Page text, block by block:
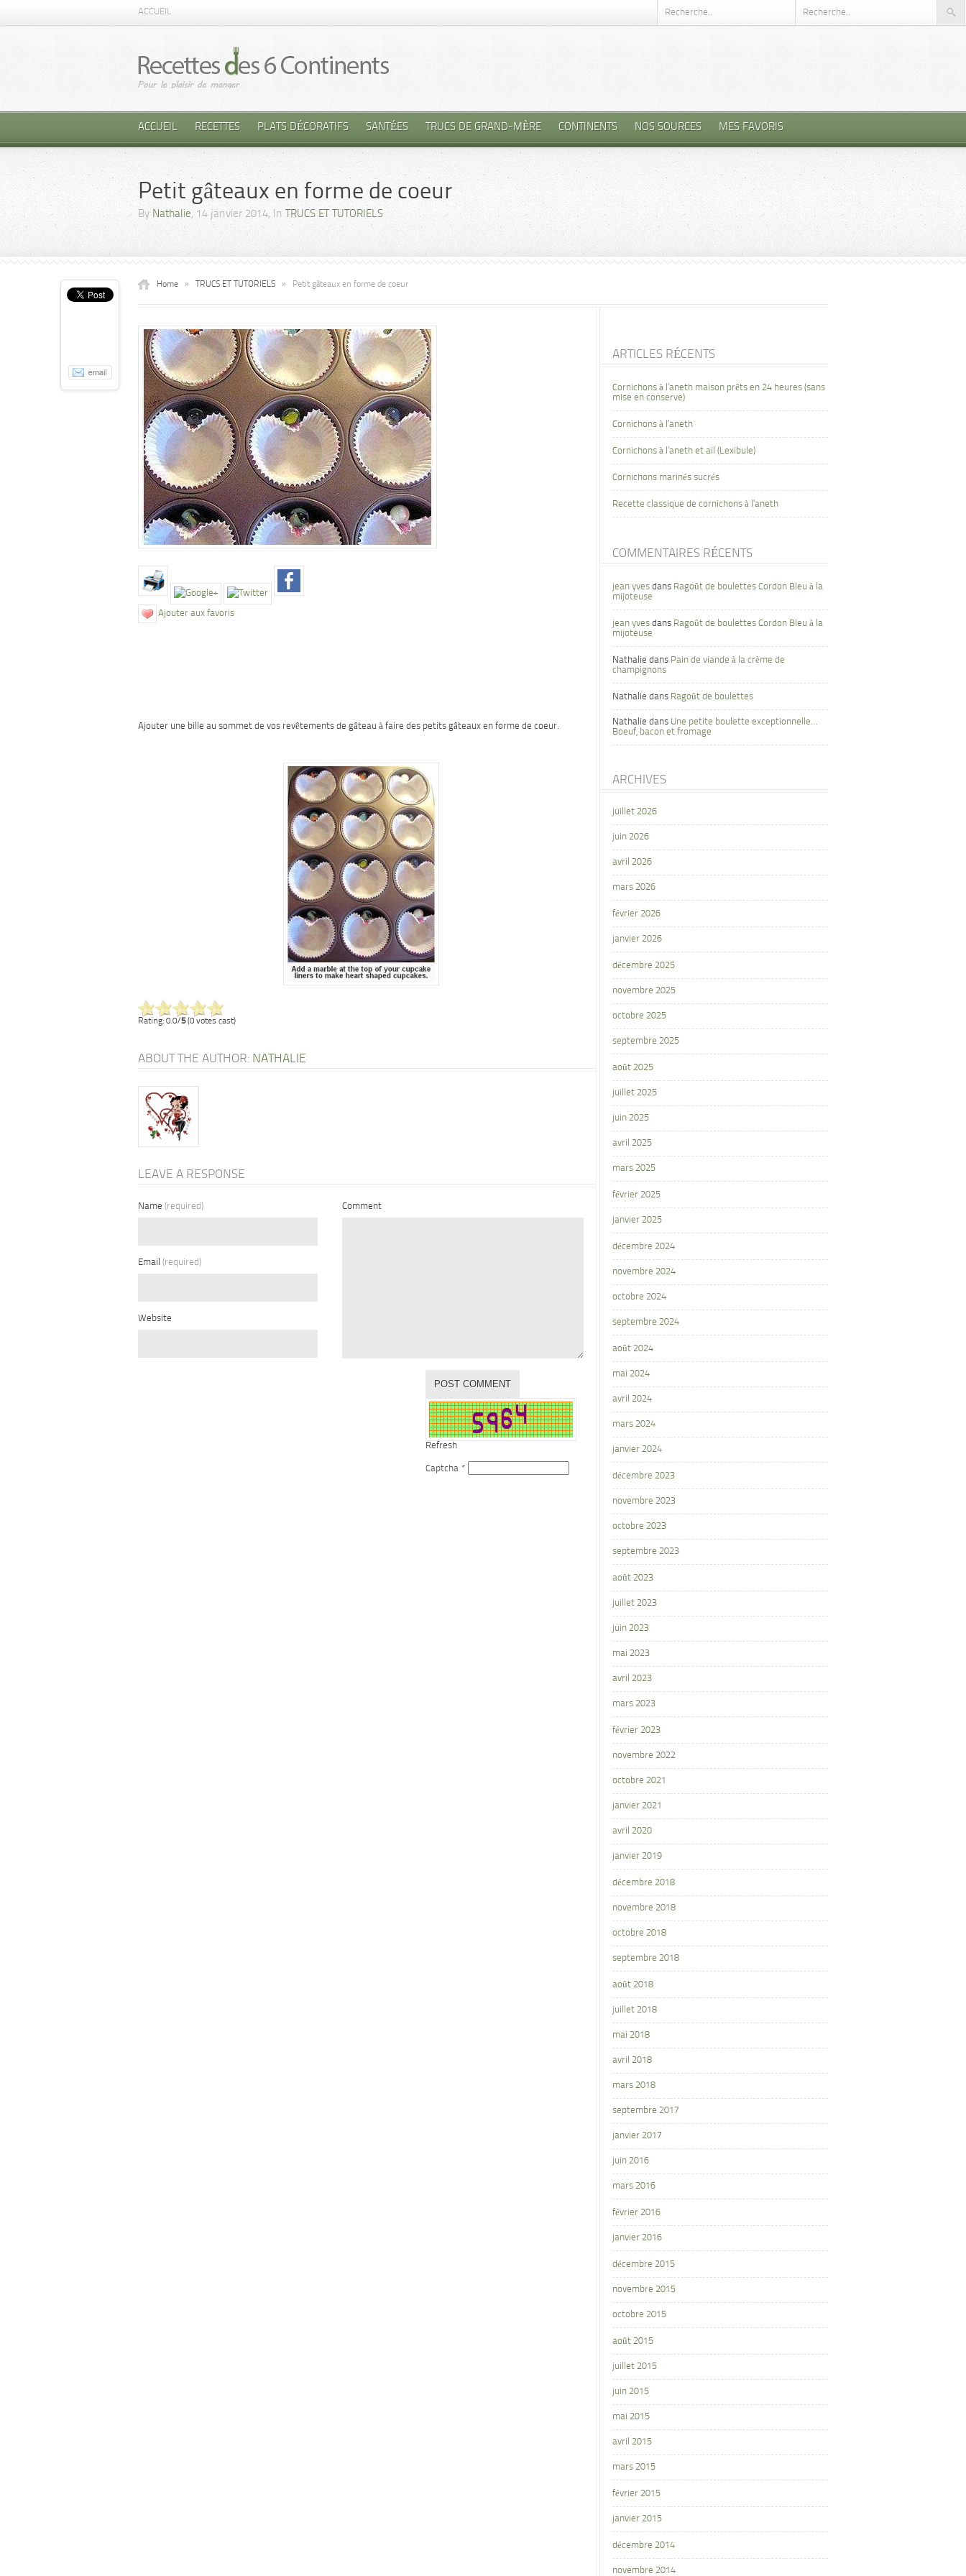
ACCUEIL
ACCUEIL RECETTES PLATS DÉCORATIFS SANTÉES TRUCS DE GRAND-MÈRE CONTINENTS NOS SOURCES MES FAVORIS
Petit gâteaux en forme de coeur
By Nathalie, 14 janvier 2014, In TRUCS ET TUTORIELS
Home » TRUCS ET TUTORIELS » Petit gâteaux en forme de coeur
Ajouter aux favoris
Ajouter une bille au sommet de vos revêtements de gâteau à faire des petits gâteaux en forme de coeur.
Rating: 0.0/5(0 votes cast)
ABOUT THE AUTHOR: NATHALIE
LEAVE A RESPONSE
Name (required)
Email (required)
Website
Comment
Refresh
Captcha *
ARTICLES RÉCENTS
Cornichons à l’aneth maison prêts en 24 heures (sans
mise en conserve)
Cornichons à l’aneth
Cornichons à l’aneth et ail (Lexibule)
Cornichons marinés sucrés
Recette classique de cornichons à l’aneth
COMMENTAIRES RÉCENTS
jean yves dans Ragoût de boulettes Cordon Bleu à la
mijoteuse
jean yves dans Ragoût de boulettes Cordon Bleu à la
mijoteuse
Nathalie dans Pain de viande à la crème de
champignons
Nathalie dans Ragoût de boulettes
Nathalie dans Une petite boulette exceptionnelle…
Boeuf, bacon et fromage
ARCHIVES
juillet 2026
juin 2026
avril 2026
mars 2026
février 2026
janvier 2026
décembre 2025
novembre 2025
octobre 2025
septembre 2025
août 2025
juillet 2025
juin 2025
avril 2025
mars 2025
février 2025
janvier 2025
décembre 2024
novembre 2024
octobre 2024
septembre 2024
août 2024
mai 2024
avril 2024
mars 2024
janvier 2024
décembre 2023
novembre 2023
octobre 2023
septembre 2023
août 2023
juillet 2023
juin 2023
mai 2023
avril 2023
mars 2023
février 2023
novembre 2022
octobre 2021
janvier 2021
avril 2020
janvier 2019
décembre 2018
novembre 2018
octobre 2018
septembre 2018
août 2018
juillet 2018
mai 2018
avril 2018
mars 2018
septembre 2017
janvier 2017
juin 2016
mars 2016
février 2016
janvier 2016
décembre 2015
novembre 2015
octobre 2015
août 2015
juillet 2015
juin 2015
mai 2015
avril 2015
mars 2015
février 2015
janvier 2015
décembre 2014
novembre 2014